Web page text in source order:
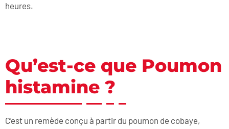
heures.
Qu’est-ce que Poumon
histamine ?
C’est un remède conçu à partir du poumon de cobaye,